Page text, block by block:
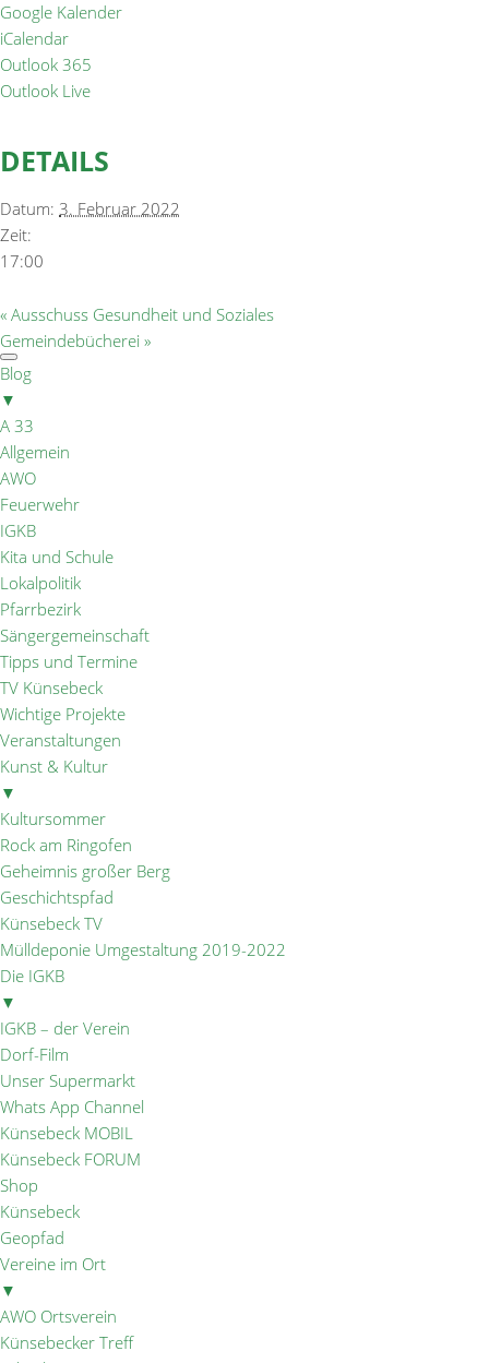
Google Kalender
iCalendar
Outlook 365
Outlook Live
DETAILS
Datum: 3. Februar 2022
Zeit:
17:00
« Ausschuss Gesundheit und Soziales
Gemeindebücherei »
Blog
▼
A 33
Allgemein
AWO
Feuerwehr
IGKB
Kita und Schule
Lokalpolitik
Pfarrbezirk
Sängergemeinschaft
Tipps und Termine
TV Künsebeck
Wichtige Projekte
Veranstaltungen
Kunst & Kultur
▼
Kultursommer
Rock am Ringofen
Geheimnis großer Berg
Geschichtspfad
Künsebeck TV
Mülldeponie Umgestaltung 2019-2022
Die IGKB
▼
IGKB – der Verein
Dorf-Film
Unser Supermarkt
Whats App Channel
Künsebeck MOBIL
Künsebeck FORUM
Shop
Künsebeck
Geopfad
Vereine im Ort
▼
AWO Ortsverein
Künsebecker Treff